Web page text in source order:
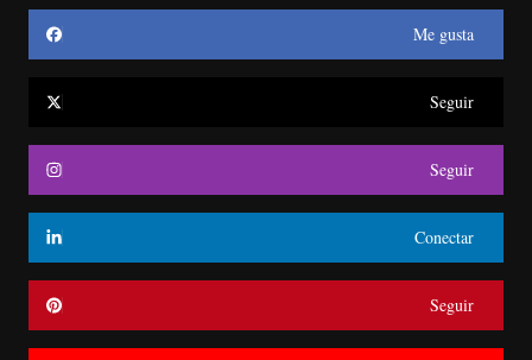
Me gusta
Seguir
Seguir
Conectar
Seguir